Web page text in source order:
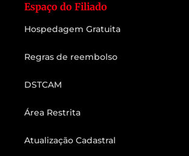
Espaço do Filiado
Hospedagem Gratuita
Regras de reembolso
DSTCAM
Área Restrita
Atualização Cadastral